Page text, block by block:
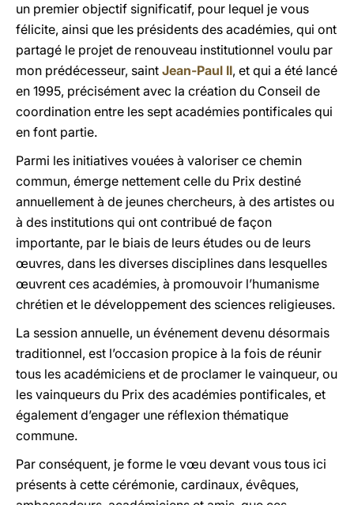
un premier objectif significatif, pour lequel je vous
félicite, ainsi que les présidents des académies, qui ont
partagé le projet de renouveau institutionnel voulu par
mon prédécesseur, saint Jean-Paul II, et qui a été lancé
en 1995, précisément avec la création du Conseil de
coordination entre les sept académies pontificales qui
en font partie.
Parmi les initiatives vouées à valoriser ce chemin
commun, émerge nettement celle du Prix destiné
annuellement à de jeunes chercheurs, à des artistes ou
à des institutions qui ont contribué de façon
importante, par le biais de leurs études ou de leurs
œuvres, dans les diverses disciplines dans lesquelles
œuvrent ces académies, à promouvoir l’humanisme
chrétien et le développement des sciences religieuses.
La session annuelle, un événement devenu désormais
traditionnel, est l’occasion propice à la fois de réunir
tous les académiciens et de proclamer le vainqueur, ou
les vainqueurs du Prix des académies pontificales, et
également d’engager une réflexion thématique
commune.
Par conséquent, je forme le vœu devant vous tous ici
présents à cette cérémonie, cardinaux, évêques,